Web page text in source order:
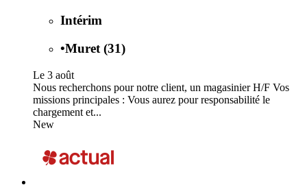
Intérim
•Muret (31)
Le 3 août
Nous recherchons pour notre client, un magasinier H/F Vos
missions principales : Vous aurez pour responsabilité le
chargement et...
New